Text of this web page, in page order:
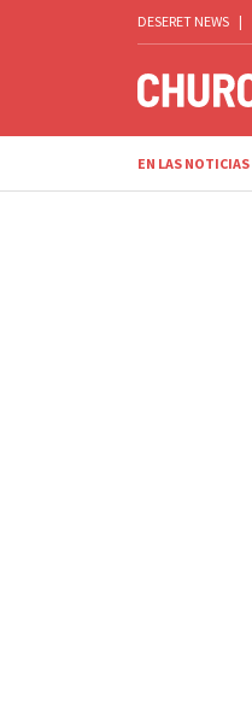
DESERET NEWS |
EN LAS NOTICIAS